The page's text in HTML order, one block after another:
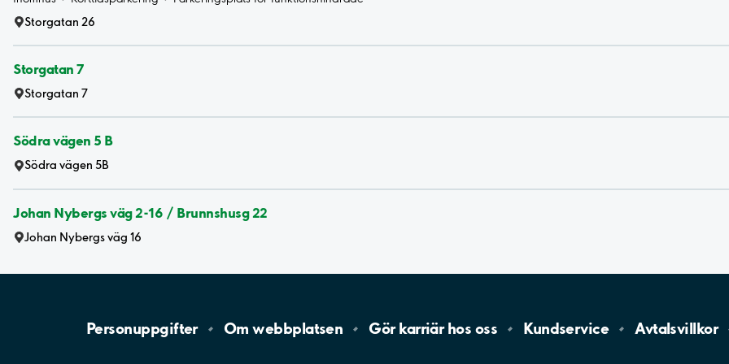
Storgatan 26
Storgatan 7
Storgatan 7
Södra vägen 5 B
Södra vägen 5B
Johan Nybergs väg 2-16 / Brunnshusg 22
Johan Nybergs väg 16
Personuppgifter Omwebbplatsen Gör karriär hos oss Kundservice Avtalsvillkor